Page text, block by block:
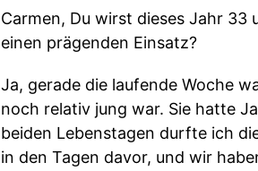
Carmen, Du wirst dieses Jahr 33
einen prägenden Einsatz?
Ja, gerade die laufende Woche
noch relativ jung war. Sie hatte
beiden Lebenstagen durfte ich
in den Tagen davor, und wir